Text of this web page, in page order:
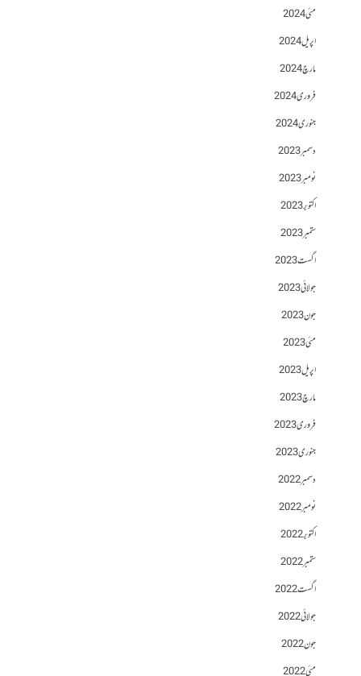
مئی 2024
اپریل 2024
مارچ 2024
فروری 2024
جنوری 2024
دسمبر 2023
نومبر 2023
اکتوبر 2023
ستمبر 2023
اگست 2023
جولائی 2023
جون 2023
مئی 2023
اپریل 2023
مارچ 2023
فروری 2023
جنوری 2023
دسمبر 2022
نومبر 2022
اکتوبر 2022
ستمبر 2022
اگست 2022
جولائی 2022
جون 2022